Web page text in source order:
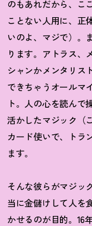
のもあれだから、こ
ことない人用に、正
いのよ、マジで）。
ります。アトラス、
シャンかメンタリス
できちゃうオールマ
ト。人の心を読んで
活かしたマジック（
カード使いで、トラ
ます。
そんな彼らがマジッ
当に金儲けして人を
かせるのが目的。16